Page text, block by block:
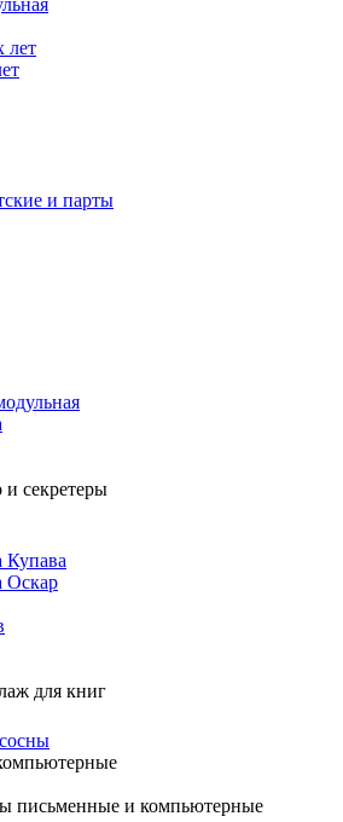
лет
и парты
секретеры
Купава
Оскар
для книг
письменные и компьютерные